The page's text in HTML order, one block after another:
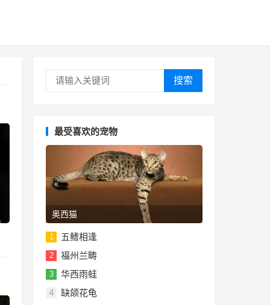
搜索
最受喜欢的宠物
奥西猫
1 五鳍相逢
2 福州兰畴
3 华西雨蛙
4 缺颌花龟